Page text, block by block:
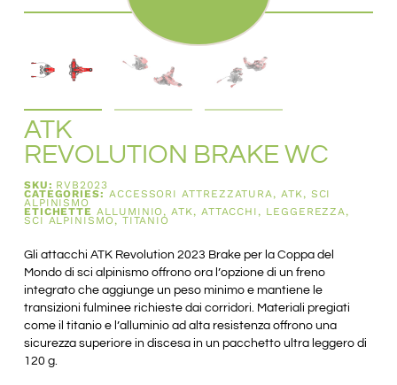
ATK
REVOLUTION BRAKE WC
SKU: RVB2023
CATEGORIES: ACCESSORI ATTREZZATURA,ATK, SCI
ALPINISMO
ETICHETTE ALLUMINIO ,ATK, ATTACCHI , LEGGEREZZA,
SCI ALPINISMO , TITANIO
Gli attacchi ATK Revolution 2023 Brake per la Coppa del
Mondo di sci alpinismo offrono ora l’opzione di un freno
integrato che aggiunge un peso minimo e mantiene le
transizioni fulminee richieste dai corridori. Materiali pregiati
come il titanio e l’alluminio ad alta resistenza offrono una
sicurezza superiore in discesa in un pacchetto ultra leggero di
120 g.